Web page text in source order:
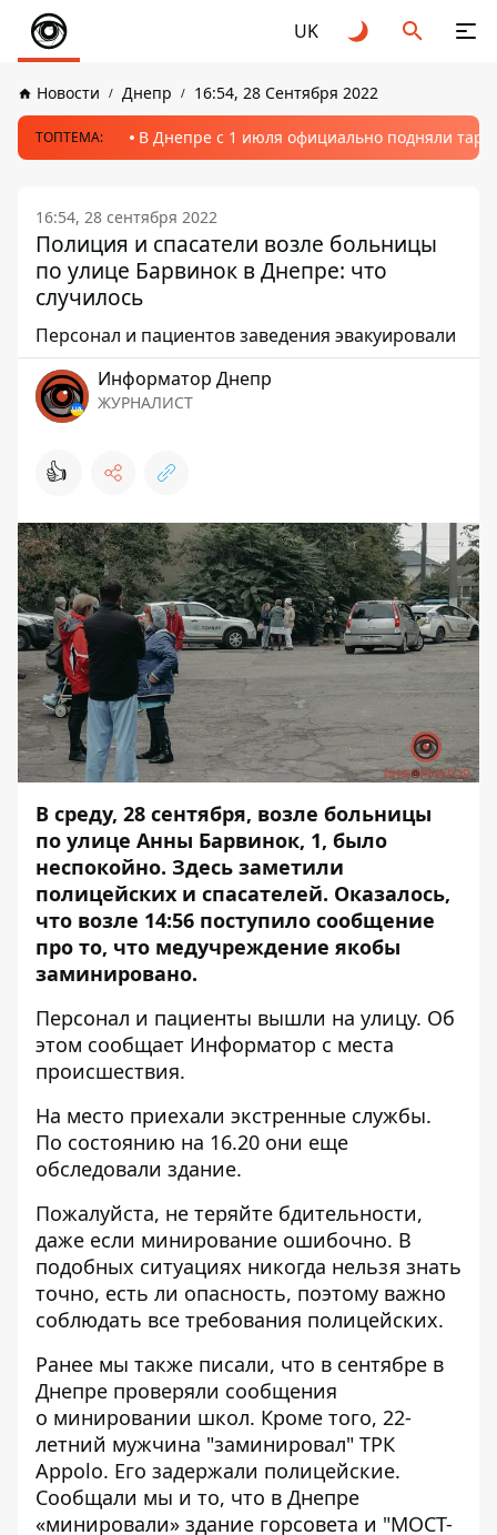
UK
Новости Днепр 16:54, 28 Сентября 2022
ТОПТЕМА: В Днепре с 1 июля официально подняли
16:54, 28 сентября 2022
Полиция и спасатели возле больницы
по улице Барвинок в Днепре: что
случилось
Персонал и пациентов заведения эвакуировали
Информатор Днепр
ЖУРНАЛИСТ
👍
В среду, 28 сентября, возле больницы
по улице Анны Барвинок, 1, было
неспокойно. Здесь заметили
полицейских и спасателей. Оказалось,
что возле 14:56 поступило сообщение
про то, что медучреждение якобы
заминировано.
Персонал и пациенты вышли на улицу. Об
этом сообщает Информатор с места
происшествия.
На место приехали экстренные службы.
По состоянию на 16.20 они еще
обследовали здание.
Пожалуйста, не теряйте бдительности,
даже если минирование ошибочно. В
подобных ситуациях никогда нельзя знать
точно, есть ли опасность, поэтому важно
соблюдать все требования полицейских.
Ранее мы также писали, что в сентябре в
Днепре проверяли сообщения
о минировании школ. Кроме того, 22-
летний мужчина "заминировал" ТРК
Appolo. Его задержали полицейские.
Сообщали мы и то, что в Днепре
«минировали» здание горсовета и "МОСТ-